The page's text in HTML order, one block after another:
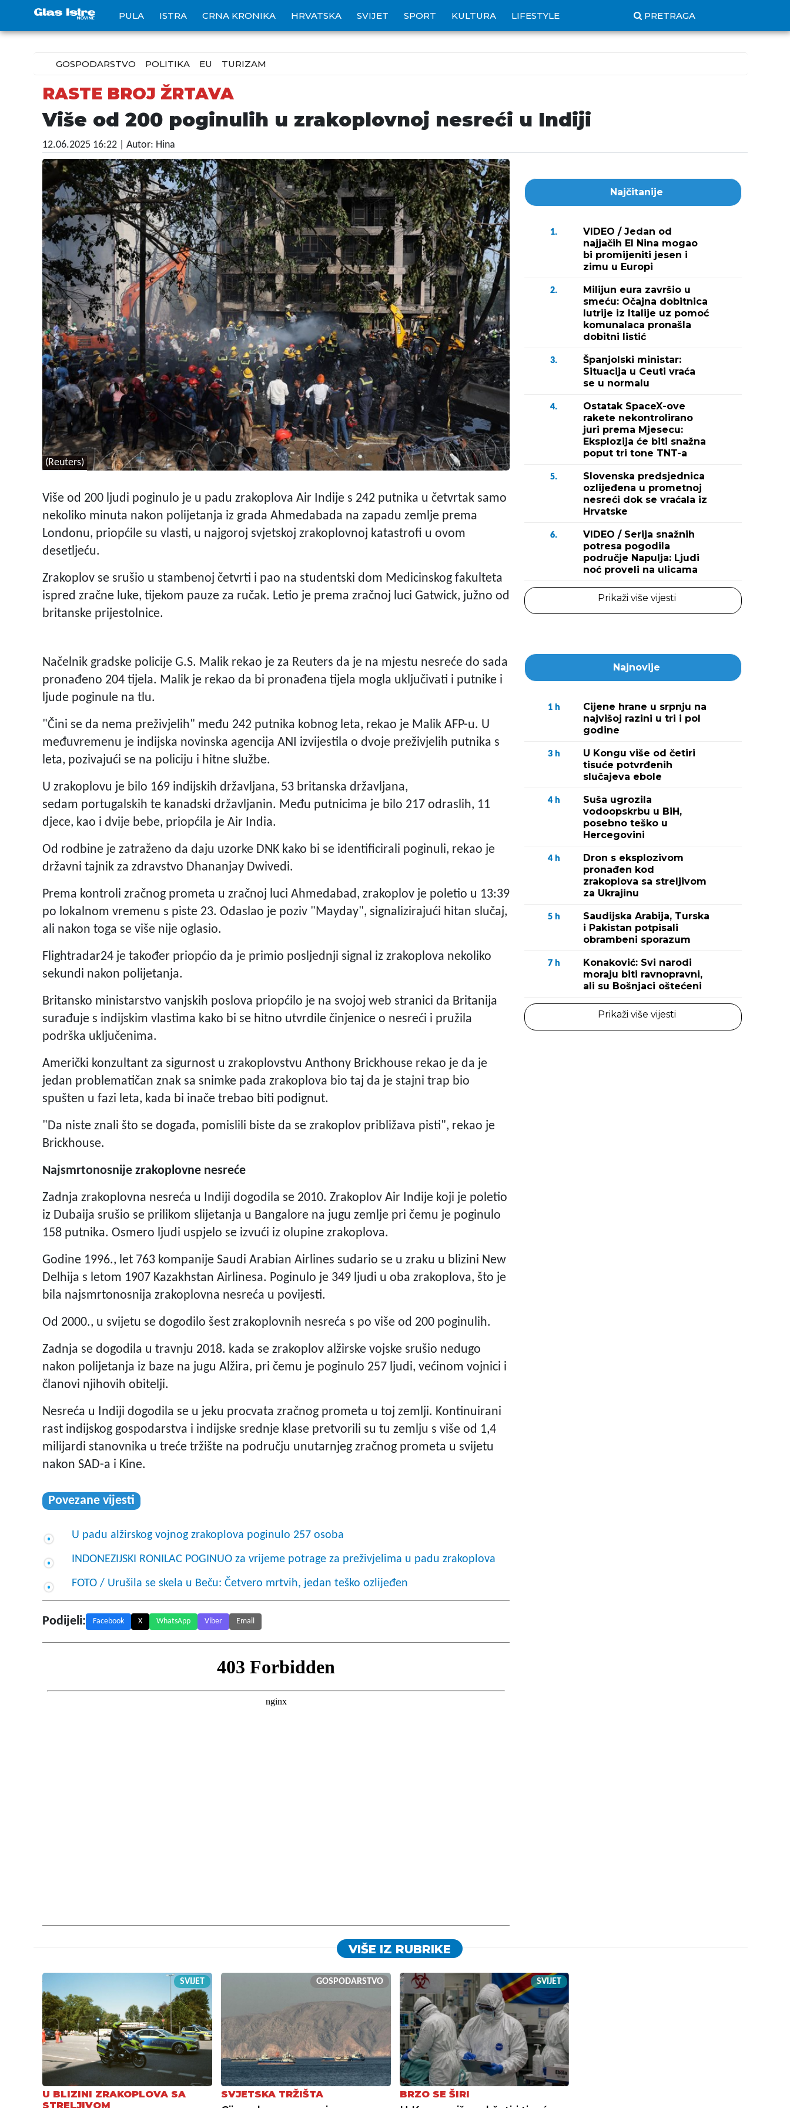
PULA ISTRA CRNA KRONIKA HRVATSKA SVIJET SPORT KULTURA LIFESTYLE PRETRAGA
GOSPODARSTVO POLITIKA EU TURIZAM
RASTE BROJ ŽRTAVA
Više od 200 poginulih u zrakoplovnoj nesreći u Indiji
12.06.2025 16:22 | Autor: Hina
(Reuters)
Više od 200 ljudi poginulo je u padu zrakoplova Air Indije s 242 putnika u četvrtak samo
nekoliko minuta nakon polijetanja iz grada Ahmedabada na zapadu zemlje prema
Londonu, priopćile su vlasti, u najgoroj svjetskoj zrakoplovnoj katastrofi u ovom
desetljeću.
Zrakoplov se srušio u stambenoj četvrti i pao na studentski dom Medicinskog fakulteta
ispred zračne luke, tijekom pauze za ručak. Letio je prema zračnoj luci Gatwick, južno od
britanske prijestolnice.
Načelnik gradske policije G.S. Malik rekao je za Reuters da je na mjestu nesreće do sada
pronađeno 204 tijela. Malik je rekao da bi pronađena tijela mogla uključivati i putnike i
ljude poginule na tlu.
"Čini se da nema preživjelih" među 242 putnika kobnog leta, rekao je Malik AFP-u. U
međuvremenu je indijska novinska agencija ANI izvijestila o dvoje preživjelih putnika s
leta, pozivajući se na policiju i hitne službe.
U zrakoplovu je bilo 169 indijskih državljana, 53 britanska državljana,
sedam portugalskih te kanadski državljanin. Među putnicima je bilo 217 odraslih, 11
djece, kao i dvije bebe, priopćila je Air India.
Od rodbine je zatraženo da daju uzorke DNK kako bi se identificirali poginuli, rekao je
državni tajnik za zdravstvo Dhananjay Dwivedi.
Prema kontroli zračnog prometa u zračnoj luci Ahmedabad, zrakoplov je poletio u 13:39
po lokalnom vremenu s piste 23. Odaslao je poziv "Mayday", signalizirajući hitan slučaj,
ali nakon toga se više nije oglasio.
Flightradar24 je također priopćio da je primio posljednji signal iz zrakoplova nekoliko
sekundi nakon polijetanja.
Britansko ministarstvo vanjskih poslova priopćilo je na svojoj web stranici da Britanija
surađuje s indijskim vlastima kako bi se hitno utvrdile činjenice o nesreći i pružila
podrška uključenima.
Američki konzultant za sigurnost u zrakoplovstvu Anthony Brickhouse rekao je da je
jedan problematičan znak sa snimke pada zrakoplova bio taj da je stajni trap bio
spušten u fazi leta, kada bi inače trebao biti podignut.
"Da niste znali što se događa, pomislili biste da se zrakoplov približava pisti", rekao je
Brickhouse.
Najsmrtonosnije zrakoplovne nesreće
Zadnja zrakoplovna nesreća u Indiji dogodila se 2010. Zrakoplov Air Indije koji je poletio
iz Dubaija srušio se prilikom slijetanja u Bangalore na jugu zemlje pri čemu je poginulo
158 putnika. Osmero ljudi uspjelo se izvući iz olupine zrakoplova.
Godine 1996., let 763 kompanije Saudi Arabian Airlines sudario se u zraku u blizini New
Delhija s letom 1907 Kazakhstan Airlinesa. Poginulo je 349 ljudi u oba zrakoplova, što je
bila najsmrtonosnija zrakoplovna nesreća u povijesti.
Od 2000., u svijetu se dogodilo šest zrakoplovnih nesreća s po više od 200 poginulih.
Zadnja se dogodila u travnju 2018. kada se zrakoplov alžirske vojske srušio nedugo
nakon polijetanja iz baze na jugu Alžira, pri čemu je poginulo 257 ljudi, većinom vojnici i
članovi njihovih obitelji.
Nesreća u Indiji dogodila se u jeku procvata zračnog prometa u toj zemlji. Kontinuirani
rast indijskog gospodarstva i indijske srednje klase pretvorili su tu zemlju s više od 1,4
milijardi stanovnika u treće tržište na području unutarnjeg zračnog prometa u svijetu
nakon SAD-a i Kine.
Povezane vijesti
U padu alžirskog vojnog zrakoplova poginulo 257 osoba
INDONEZIJSKI RONILAC POGINUO za vrijeme potrage za preživjelima u padu zrakoplova
FOTO / Urušila se skela u Beču: Četvero mrtvih, jedan teško ozlijeđen
Podijeli: Facebook X WhatsApp Viber Email
Najčitanije
1.
VIDEO / Jedan od
najjačih El Nina mogao
bi promijeniti jesen i
zimu u Europi
2.
Milijun eura završio u
smeću: Očajna dobitnica
lutrije iz Italije uz pomoć
komunalaca pronašla
dobitni listić
3.
Španjolski ministar:
Situacija u Ceuti vraća
se u normalu
4.
Ostatak SpaceX-ove
rakete nekontrolirano
juri prema Mjesecu:
Eksplozija će biti snažna
poput tri tone TNT-a
5.
Slovenska predsjednica
ozlijeđena u prometnoj
nesreći dok se vraćala iz
Hrvatske
6.
VIDEO / Serija snažnih
potresa pogodila
područje Napulja: Ljudi
noć proveli na ulicama
Prikaži više vijesti
Najnovije
1 h
Cijene hrane u srpnju na
najvišoj razini u tri i pol
godine
3 h
U Kongu više od četiri
tisuće potvrđenih
slučajeva ebole
4 h
Suša ugrozila
vodoopskrbu u BiH,
posebno teško u
Hercegovini
4 h
Dron s eksplozivom
pronađen kod
zrakoplova sa streljivom
za Ukrajinu
5 h
Saudijska Arabija, Turska
i Pakistan potpisali
obrambeni sporazum
7 h
Konaković: Svi narodi
moraju biti ravnopravni,
ali su Bošnjaci oštećeni
Prikaži više vijesti
VIŠE IZ RUBRIKE
SVIJET
U BLIZINI ZRAKOPLOVA SA
STRELJIVOM
GOSPODARSTVO
SVJETSKA TRŽIŠTA
SVIJET
BRZO SE ŠIRI